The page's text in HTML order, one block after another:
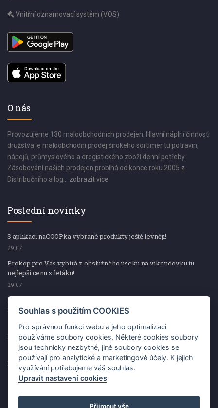
Vnitřní oznamovací systém (VOS)
O nás
Provozujeme 130 maloobchodních prodejen. Hlavní náplní činnosti
družstva je maloobchodní prodej širokého sortimentu potravin,
nápojů, průmyslového a drogistického zboží denní potřeby.
Zásobování našich prodejen probíhá od konce roku 2005 z
Distribučního a log... zobrazit více
Poslední novinky
S aplikací naCOOPka vybrané produkty ještě levněji!
29.07
Prokop pro Vás vybírá z obslužného úseku na víkendovku tu
nejlepší cenu z letáku!
29.07
Prokop pro Vás vybírá z obslužného úseku na víkendovku tu
nejlepší cenu z letáku!
Kup špekáčky od Váhaly a vyhraj s naCOOPkou sekerku Fiskars
29.07
Prokop pro Vás vybírá na víkendovku ty nejlepší ceny z letáku!
29.07
Souhlas s použitím COOKIES
Pro správnou funkci webu a jeho optimalizaci
používáme soubory cookies. Některé cookies soubory
jsou technicky nezbytné, jiné soubory cookies se
používají pro analytické a marketingové účely. K jejich
využívání potřebujeme váš souhlas.
Upravit nastavení cookies
Přijmout vše